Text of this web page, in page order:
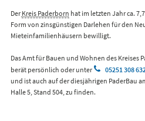
Der Kreis Paderborn hat im letzten Jahr ca.
Form von zinsgünstigen Darlehen für den
Mieteinfamilienhäusern bewilligt.
Das Amt für Bauen und Wohnen des Kreises
berät persönlich oder unter
05251 308
und ist auch auf der diesjährigen PaderBau
Halle 5, Stand 504, zu finden.